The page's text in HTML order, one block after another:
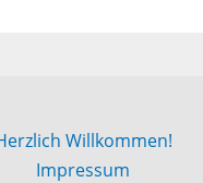
Willkommen!
Impressum